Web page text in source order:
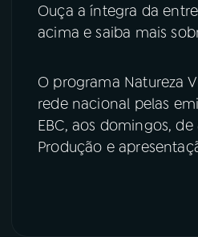
Ouça a íntegra da
acima e saiba mais
O programa Natureza
rede nacional pelas
EBC, aos domingos, de
Produção e